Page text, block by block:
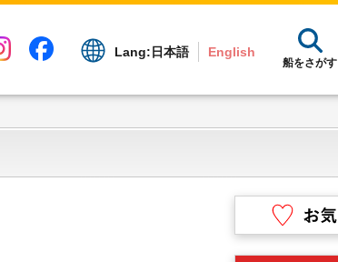
Lang: 日本語 English
船をさがす